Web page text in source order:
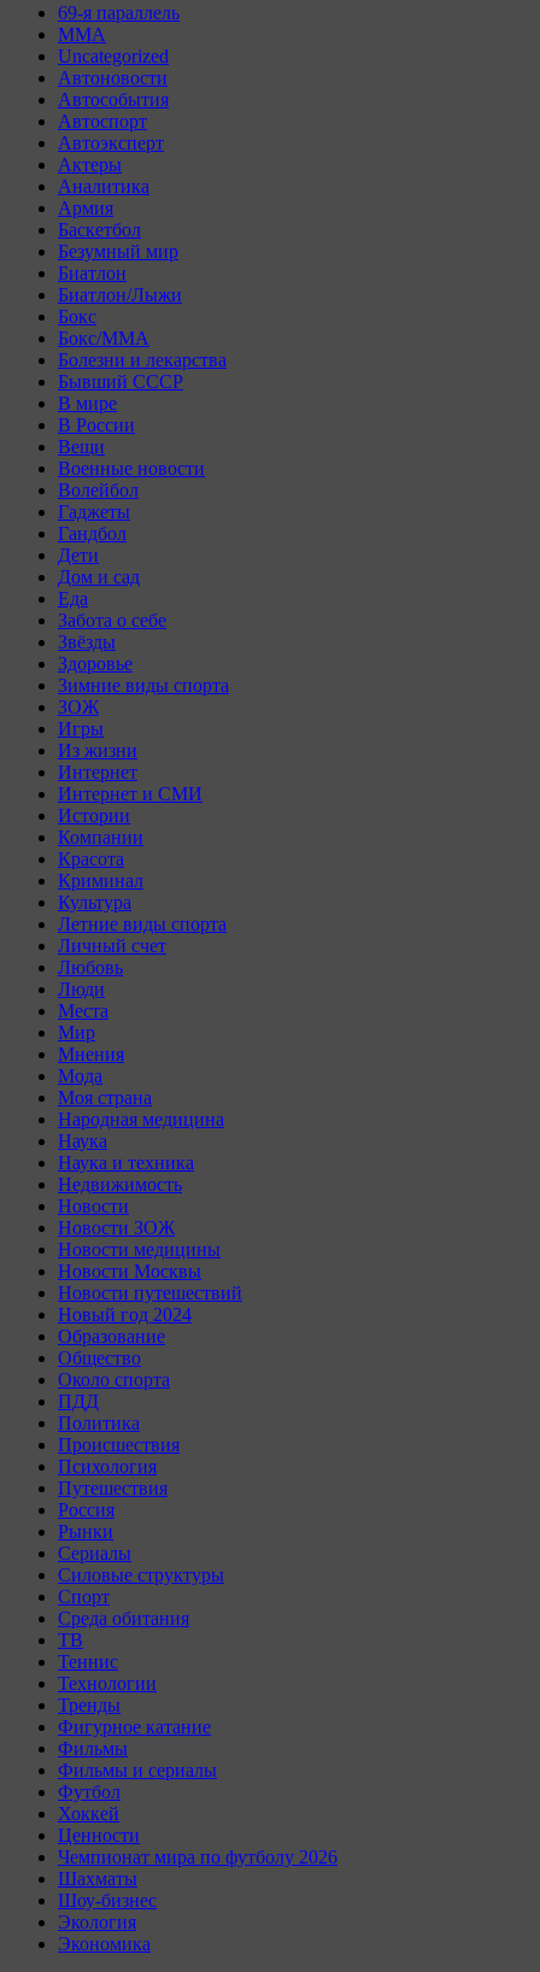
69-я параллель
MMA
Uncategorized
Автоновости
Автособытия
Автоспорт
Автоэксперт
Актеры
Аналитика
Армия
Баскетбол
Безумный мир
Биатлон
Биатлон/Лыжи
Бокс
Бокс/MMA
Болезни и лекарства
Бывший СССР
В мире
В России
Вещи
Военные новости
Волейбол
Гаджеты
Гандбол
Дети
Дом и сад
Еда
Забота о себе
Звёзды
Здоровье
Зимние виды спорта
ЗОЖ
Игры
Из жизни
Интернет
Интернет и СМИ
Истории
Компании
Красота
Криминал
Культура
Летние виды спорта
Личный счет
Любовь
Люди
Места
Мир
Мнения
Мода
Моя страна
Народная медицина
Наука
Наука и техника
Недвижимость
Новости
Новости ЗОЖ
Новости медицины
Новости Москвы
Новости путешествий
Новый год 2024
Образование
Общество
Около спорта
ПДД
Политика
Происшествия
Психология
Путешествия
Россия
Рынки
Сериалы
Силовые структуры
Спорт
Среда обитания
ТВ
Теннис
Технологии
Тренды
Фигурное катание
Фильмы
Фильмы и сериалы
Футбол
Хоккей
Ценности
Чемпионат мира по футболу 2026
Шахматы
Шоу-бизнес
Экология
Экономика